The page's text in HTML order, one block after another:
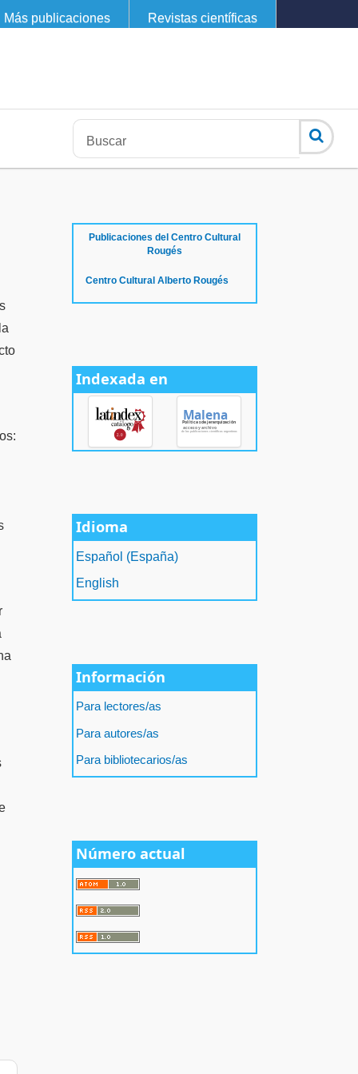
Más publicaciones Revistas científicas
Publicaciones del Centro Cultural
Rougés
Centro Cultural Alberto Rougés
Indexada en
Idioma
Español (España)
English
Información
Para lectores/as
Para autores/as
Para bibliotecarios/as
Número actual